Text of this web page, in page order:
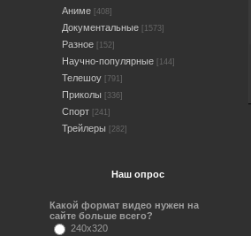
Аниме [408]
Документальные [1573]
Разное [152]
Научно-популярные [144]
Телешоу [791]
Приколы [336]
Спорт [241]
Трейлеры [282]
Наш опрос
Какой формат видео нужен на
сайте больше всего?
240x320